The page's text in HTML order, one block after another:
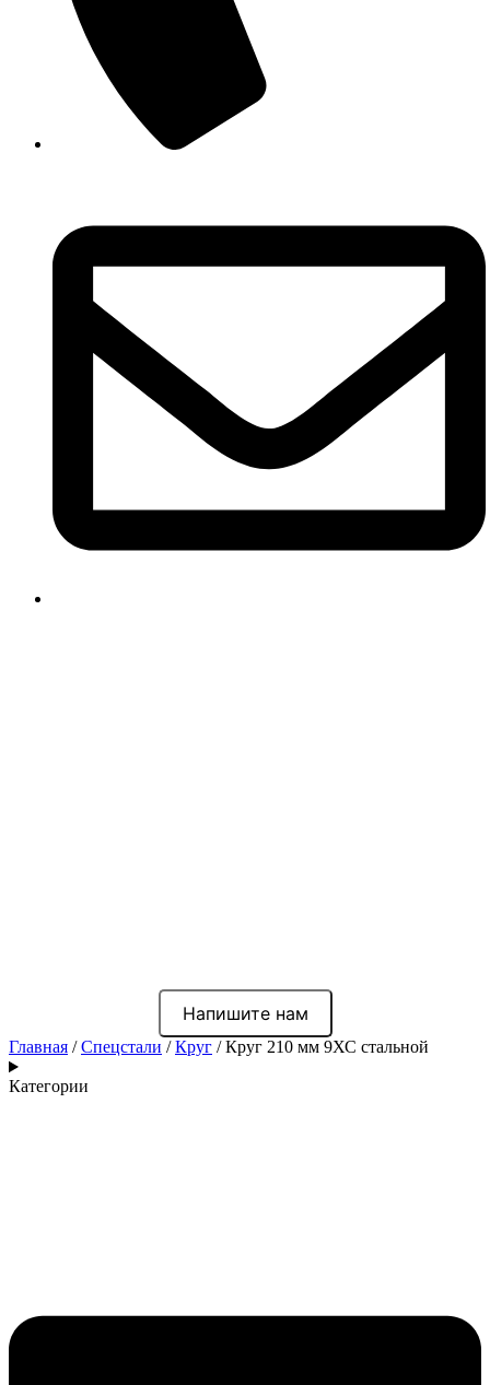
Напишите нам
Главная /Спецстали /Круг / Круг 210 мм 9ХС стальной
Категории